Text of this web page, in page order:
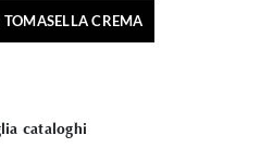
TOMASELLA CREMA
cataloghi